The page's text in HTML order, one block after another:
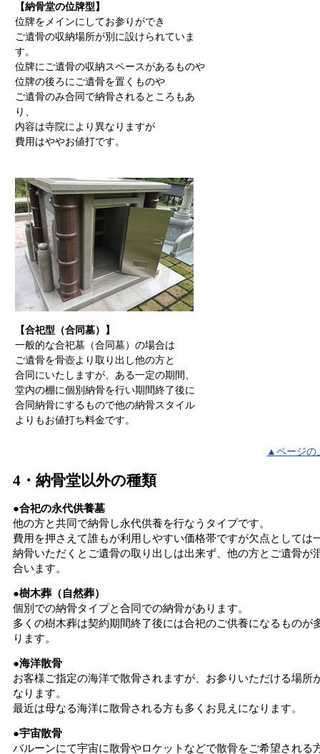
【納骨堂の位牌型】
位牌をメインにしてお参りができ
ご遺骨の収納場所が別に設けられていま
す。
位牌にご遺骨の収納スペースがあるものや
位牌の後ろにご遺骨を置くものや
ご遺骨のみ合同で納骨されるところもあ
り、
内容は寺院により異なりますが
費用はややお値打です。
【合祀型（合同墓）】
一般的な合祀墓（合同墓）の場合は
ご遺骨を骨壺より取り出し他の方と
合同にいたしますが、ある一定の期間、
堂内の棚に個別納骨を行い期間終了後に
合同納骨にするもので他の納骨スタイル
よりもお値打ち料金です。
▲ページの
4・納骨堂以外の種類
●合祀の永代供養墓
他の方と共同で納骨し永代供養を行なうタイプです。
費用を押さえて誰もが利用しやすい価格帯ですが欠点としては
納骨いただくとご遺骨の取り出しは出来ず、他の方とご遺骨が
合います。
●樹木葬（自然葬）
個別での納骨タイプと合同での納骨があります。
多くの樹木葬は契約期間終了後には合祀のご供養になるものが
ります。
●海洋散骨
お客様ご指定の海洋で散骨されますが、お参りいただける場所
なります。
最近は母なる海洋に散骨される方も多くお見えになります。
●宇宙散骨
バルーンにて宇宙に散骨やロケットなどで散骨をご希望される